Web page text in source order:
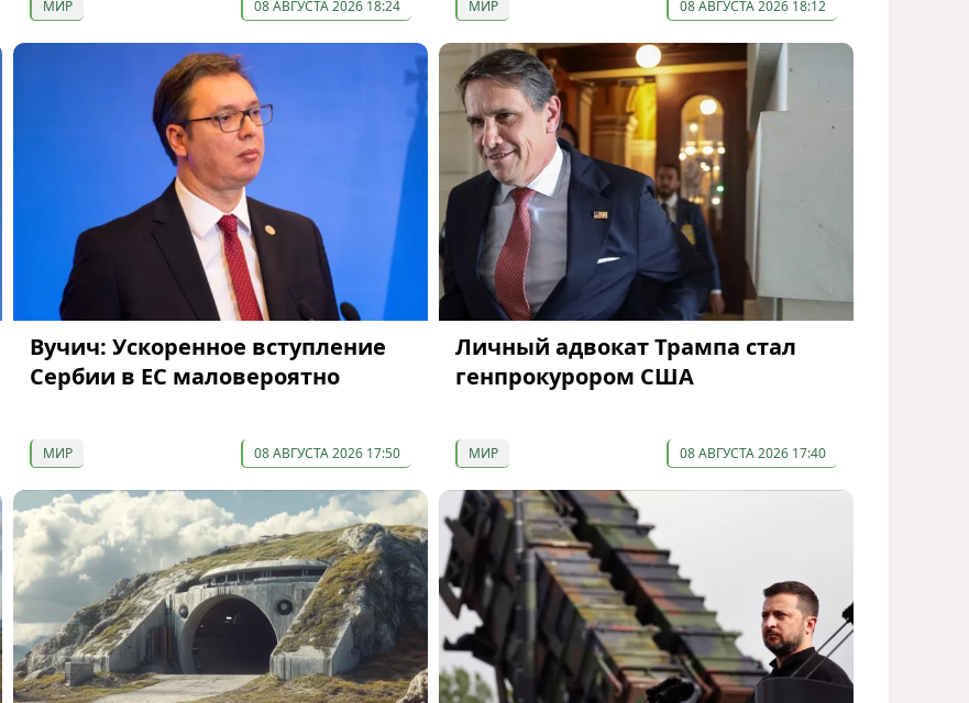
МИР 08 АВГУСТА 2026 18:24 МИР 08 АВГУСТА 2026 18:12
Вучич: Ускоренное вступление
Сербии в ЕС маловероятно
МИР 08 АВГУСТА 2026 17:50
Личный адвокат Трампа стал
генпрокурором США
МИР 08 АВГУСТА 2026 17:40